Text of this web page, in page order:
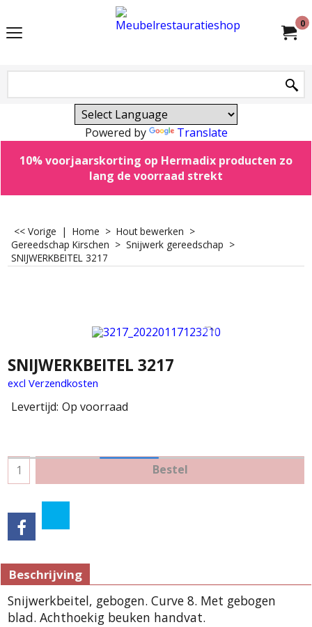
0
Powered by
Translate
10% voorjaarskorting op Hermadix producten zo
lang de voorraad strekt
<< Vorige | Home > Hout bewerken >
Gereedschap Kirschen > Snijwerk gereedschap >
SNIJWERKBEITEL 3217
SNIJWERKBEITEL 3217
excl Verzendkosten
Levertijd: Op voorraad
Bestel
Beschrijving
Snijwerkbeitel, gebogen. Curve 8. Met gebogen
blad. Achthoekig beuken handvat.